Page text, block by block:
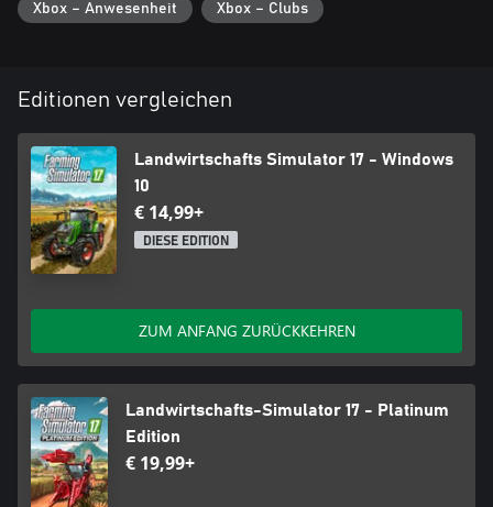
Xbox – Anwesenheit Xbox – Clubs
Editionen vergleichen
Landwirtschafts Simulator 17 - Windows
10
€ 14,99+
DIESE EDITION
ZUM ANFANG ZURÜCKKEHREN
Landwirtschafts-Simulator 17 - Platinum
Edition
€ 19,99+